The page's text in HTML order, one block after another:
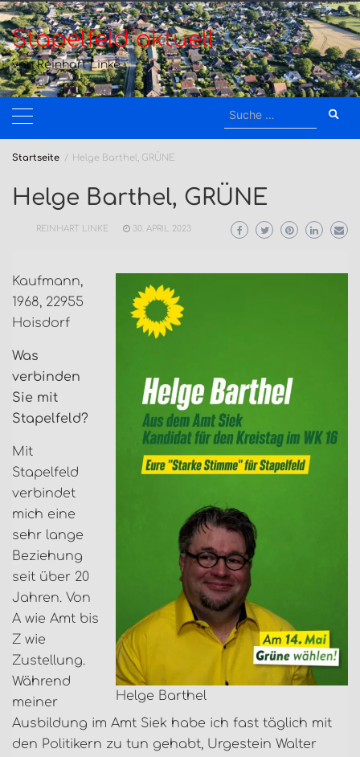
Zum
Inhalt
springen
Stapelfeld aktuell
von Reinhart Linke
Suche
nach:
Startseite Helge Barthel, GRÜNE
Helge Barthel, GRÜNE
REINHART LINKE 30. APRIL 2023
Helge Barthel
Kaufmann,
1968, 22955
Hoisdorf
Was
verbinden
Sie mit
Stapelfeld?
Mit
Stapelfeld
verbindet
mich eine
sehr lange
Beziehung
seit über 20
Jahren. Von
A wie Amt bis
Z wie
Zustellung.
Während
meiner
Ausbildung im Amt Siek habe ich fast täglich mit
den Politikern zu tun gehabt, Urgestein Walter